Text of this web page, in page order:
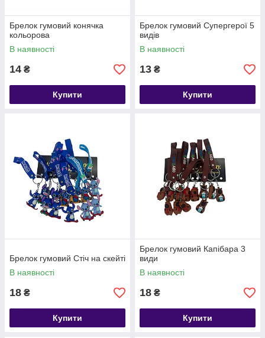
Брелок гумовий конячка
кольорова
В наявності
14 ₴
Купити
Брелок гумовий Супергерої 5
видів
В наявності
13 ₴
Купити
Брелок гумовий Стіч на скейті
В наявності
18 ₴
Купити
Брелок гумовий Капібара 3
види
В наявності
18 ₴
Купити